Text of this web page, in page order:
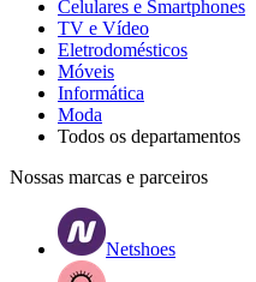
Celulares e Smartphones
TV e Vídeo
Eletrodomésticos
Móveis
Informática
Moda
Todos os departamentos
Nossas marcas e parceiros
Netshoes